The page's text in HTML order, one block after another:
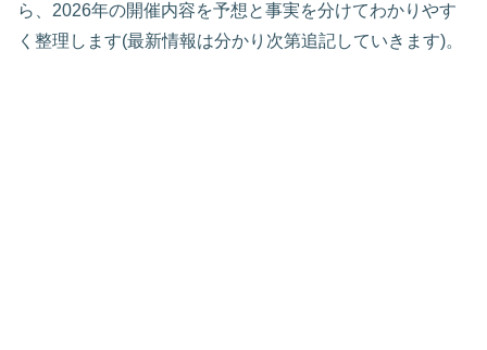
ら、2026年の開催内容を予想と事実を分けてわかりやす
く整理します(最新情報は分かり次第追記していきます)。